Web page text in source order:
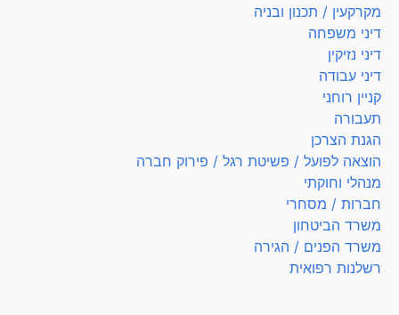
מקרקעין / תכנון ובניה
דיני משפחה
דיני נזיקין
דיני עבודה
קניין רוחני
תעבורה
הגנת הצרכן
הוצאה לפועל / פשיטת רגל / פירוק חברה
מנהלי וחוקתי
חברות / מסחרי
משרד הביטחון
משרד הפנים / הגירה
רשלנות רפואית